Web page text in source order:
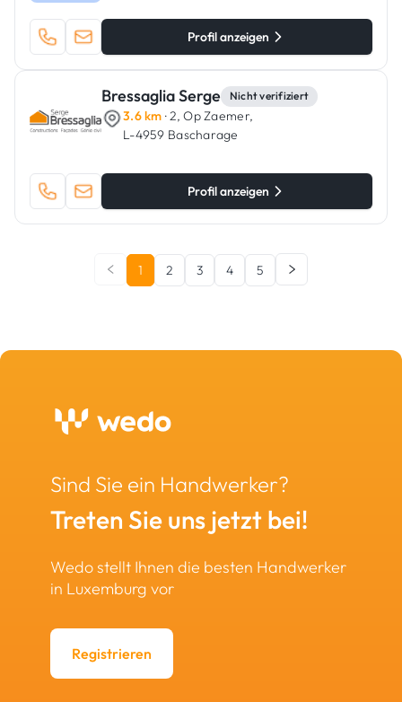
Profil anzeigen
Bressaglia Serge Nicht verifiziert
3.6 km · 2, Op Zaemer,
L-4959 Bascharage
Profil anzeigen
1 2 3 4 5
Sind Sie ein Handwerker?
Treten Sie uns jetzt bei!
Wedo stellt Ihnen die besten Handwerker
in Luxemburg vor
Registrieren